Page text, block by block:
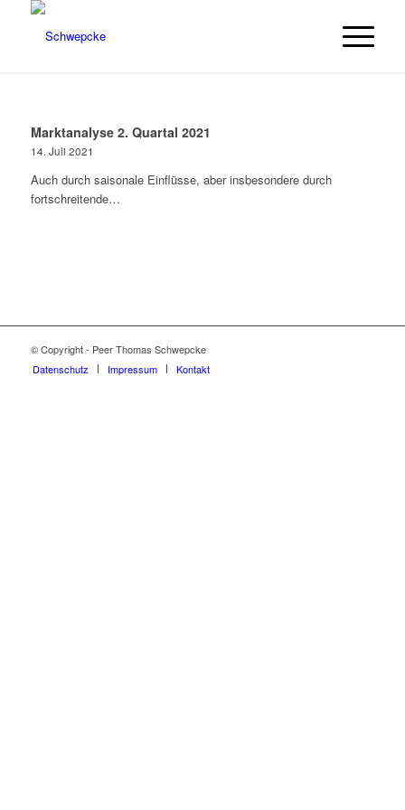
Marktanalyse 2. Quartal 2021
14. Juli 2021
Auch durch saisonale Einflüsse, aber insbesondere durch
fortschreitende…
© Copyright - Peer Thomas Schwepcke
Datenschutz
Impressum Kontakt